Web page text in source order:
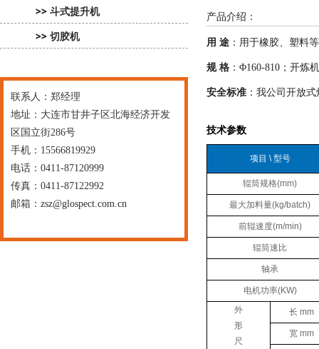
>> 斗式提升机
>> 切胶机
联系人：郑经理
地址：大连市甘井子区北海经济开发
区国立街286号
手机：15566819929
电话：0411-87120999
传真：0411-87122992
邮箱： zsz@glospect.com.cn
产品介绍：
用 途 ：用于橡胶、塑料
规 格 ：Φ160-810；开炼
安全标准 ：我公司开放
技术参数
项目 \ 型号
辊筒规格(mm)
最大加料量(kg/batch)
前辊速度(m/min)
辊筒速比
轴承
电机功率(KW)
外
形
尺
长 mm
宽 mm